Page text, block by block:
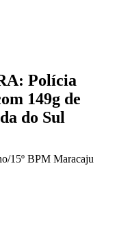
Polícia
149g de
do Sul
15º BPM Maracaju